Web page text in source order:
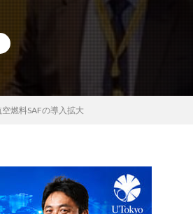
燃料SAFの導入拡大